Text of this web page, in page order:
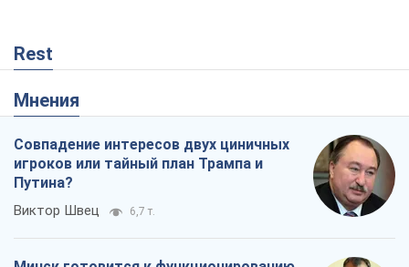
Rest
Мнения
Совпадение интересов двух циничных
игроков или тайный план Трампа и
Путина?
Виктор Швец 6,7 т.